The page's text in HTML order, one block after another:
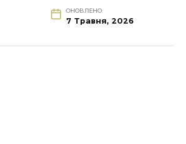
ОНОВЛЕНО
7 Травня, 2026